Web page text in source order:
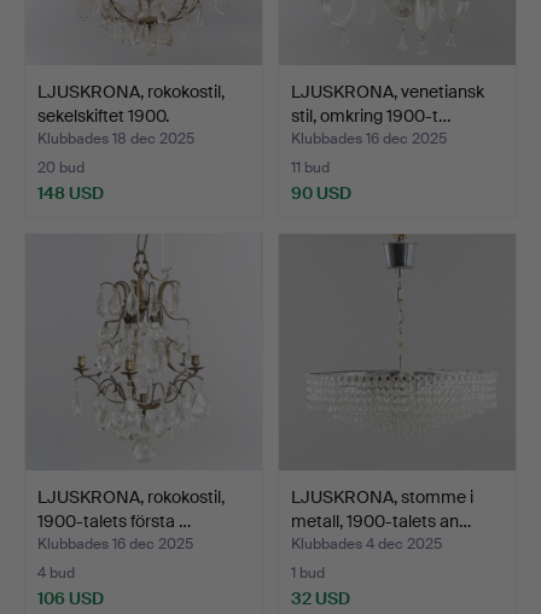
LJUSKRONA, rokokostil,
sekelskiftet 1900.
Klubbades 18 dec 2025
20 bud
148 USD
LJUSKRONA, venetiansk
stil, omkring 1900-t…
Klubbades 16 dec 2025
11 bud
90 USD
LJUSKRONA, rokokostil,
1900-talets första …
Klubbades 16 dec 2025
4 bud
106 USD
LJUSKRONA, stomme i
metall, 1900-talets an…
Klubbades 4 dec 2025
1 bud
32 USD